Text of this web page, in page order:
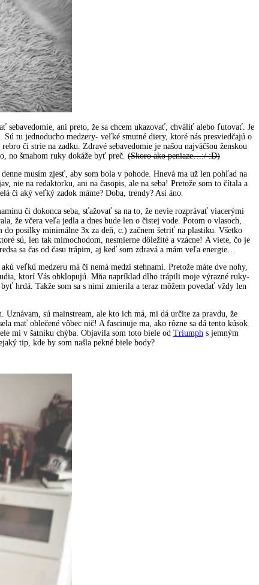
sebavedomie, ani preto, že sa chcem ukazovať, chváliť alebo ľutovať. Je
tu jednoducho medzery- veľké smutné diery, ktoré nás presviedčajú o
či strie na zadku. Zdravé sebavedomie je našou najväčšou ženskou
no šmahom ruky dokáže byť preč. (Skoro ako peniaze…:/ :D)
musím zjesť, aby som bola v pohode. Hnevá ma už len pohľad na
nie na redaktorku, ani na časopis, ale na seba! Pretože som to čítala a
či aký veľký zadok máme? Doba, trendy? Asi áno.
či dokonca seba, sťažovať sa na to, že nevie rozprávať viacerými
že včera veľa jedla a dnes bude len o čistej vode. Potom o vlasoch,
posilky minimálne 3x za deň, c.) začnem šetriť na plastiku. Všetko
sú, len tak mimochodom, nesmierne dôležité a vzácne! A viete, čo je
sa čas od času trápim, aj keď som zdravá a mám veľa energie…
veľkú medzeru má či nemá medzi stehnami. Pretože máte dve nohy,
ktorí Vás obklopujú. Mňa napríklad dlho trápili moje výrazné ruky-
hrdá. Takže som sa s nimi zmierila a teraz môžem povedať vždy len
sú mainstream, ale kto ich má, mi dá určite za pravdu, že
mať oblečené vôbec nič! A fascinuje ma, ako rôzne sa dá tento kúsok
mi v šatníku chýba. Objavila som toto biele od Triumph s jemným
tip, kde by som našla pekné biele body?